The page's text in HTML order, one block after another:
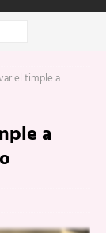
el timple a
a